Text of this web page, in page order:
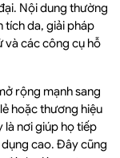
Nội dung thường
tích da, giải pháp
và các công cụ hỗ
rộng mạnh sang
hoặc thương hiệu
là nơi giúp họ tiếp
cao. Đây cũng